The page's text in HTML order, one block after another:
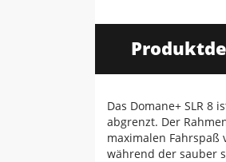
Das Domane+ SLR 8
abgrenzt. Der
maximalen
während der sauber